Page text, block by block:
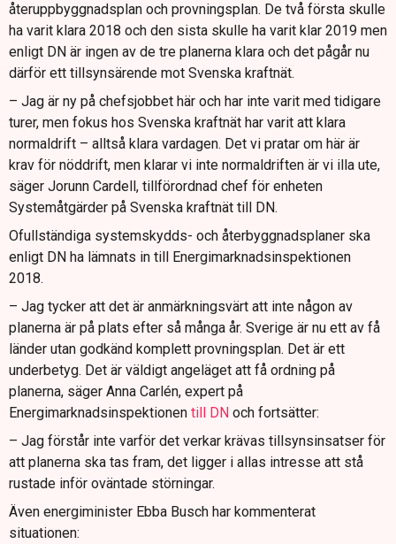
återuppbyggnadsplan och provningsplan. De två första skulle
ha varit klara 2018 och den sista skulle ha varit klar 2019 men
enligt DN är ingen av de tre planerna klara och det pågår nu
därför ett tillsynsärende mot Svenska kraftnät.
– Jag är ny på chefsjobbet här och har inte varit med tidigare
turer, men fokus hos Svenska kraftnät har varit att klara
normaldrift – alltså klara vardagen. Det vi pratar om här är
krav för nöddrift, men klarar vi inte normaldriften är vi illa ute,
säger Jorunn Cardell, tillförordnad chef för enheten
Systemåtgärder på Svenska kraftnät till DN.
Ofullständiga systemskydds- och återbyggnadsplaner ska
enligt DN ha lämnats in till Energimarknadsinspektionen
2018.
– Jag tycker att det är anmärkningsvärt att inte någon av
planerna är på plats efter så många år. Sverige är nu ett av få
länder utan godkänd komplett provningsplan. Det är ett
underbetyg. Det är väldigt angeläget att få ordning på
planerna, säger Anna Carlén, expert på
Energimarknadsinspektionen till DN och fortsätter:
– Jag förstår inte varför det verkar krävas tillsynsinsatser för
att planerna ska tas fram, det ligger i allas intresse att stå
rustade inför oväntade störningar.
Även energiminister Ebba Busch har kommenterat
situationen: